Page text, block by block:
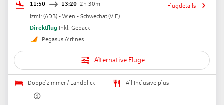
11:50 13:20 2h 30m
Izmir(ADB) - Wien - Schwechat(VIE)
Direktflug Inkl. Gepäck
Pegasus Airlines
Flugdetails
Alternative Flüge
Doppelzimmer / Landblick All Inclusive plus